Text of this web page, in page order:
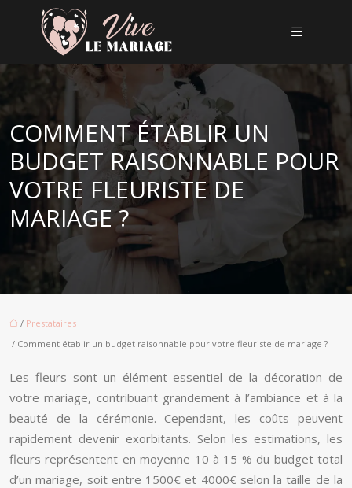
COMMENT ÉTABLIR UN
BUDGET RAISONNABLE POUR
VOTRE FLEURISTE DE
MARIAGE ?
/ Prestataires
/ Comment établir un budget raisonnable pour votre fleuriste de mariage ?
Les fleurs sont un élément essentiel de la décoration de
votre mariage, contribuant grandement à l’ambiance et à la
beauté de la cérémonie. Cependant, les coûts peuvent
rapidement devenir exorbitants. Selon les estimations, les
fleurs représentent en moyenne 10 à 15 % du budget total
d’un mariage, soit entre 1500€ et 4000€ selon la taille de la